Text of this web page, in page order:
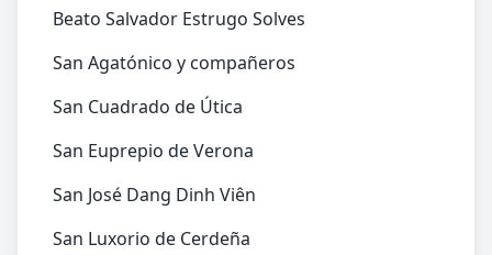
Beato Salvador Estrugo Solves
San Agatónico y compañeros
San Cuadrado de Útica
San Euprepio de Verona
San José Dang Dinh Viên
San Luxorio de Cerdeña